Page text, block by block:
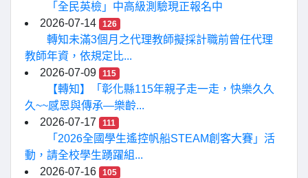
「全民英檢」中高級測驗現正報名中
2026-07-14
126
轉知未滿3個月之代理教師擬採計職前曾任代理
教師年資，依規定比...
2026-07-09
115
【轉知】「彰化縣115年親子走一走，快樂久久
久~~感恩與傳承—樂齡...
2026-07-17
111
「2026全國學生遙控帆船STEAM創客大賽」活
動，請全校學生踴躍組...
2026-07-16
105